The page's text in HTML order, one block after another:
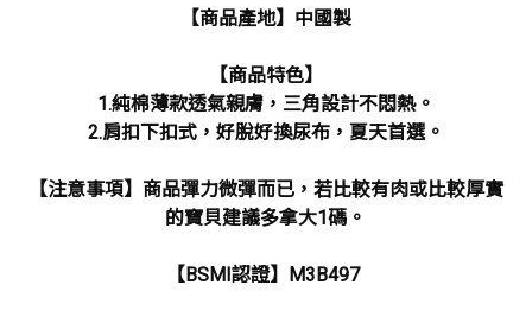
【商品產地】中國製
【商品特色】
1.純棉薄款透氣親膚，三角設計不悶熱。
2.肩扣下扣式，好脫好換尿布，夏天首選。
【注意事項】商品彈力微彈而已，若比較有肉或比較厚實
的寶貝建議多拿大1碼。
【BSMI認證】M3B497